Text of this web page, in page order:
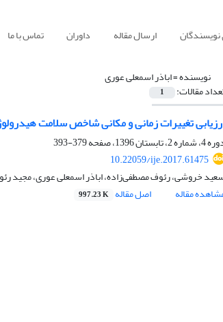
نویسندگان ارسال مقاله داوران تماس با ما
نویسنده =اباذر اسمعلی عوری
مقالات: 1
تغییرات زمانی و مکانی شاخص سلامت
2، تابستان 1396، صفحه
379-393
10.22059/ije.2017.61475
خروشی، رئوف مصطفی‌زاده، اباذر اسمعلی عوری، مجید
مقاله
اصل مقاله 997.23 K